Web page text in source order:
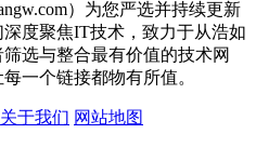
）为您严选并持续更新
度聚焦IT技术，致力于从浩如
选与整合最有价值的技术网
一个链接都物有所值。
关于我们 网站地图